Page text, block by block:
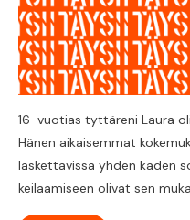
16-vuotias tyttäreni Laura
Hänen aikaisemmat
laskettavissa yhden käden
keilaamiseen olivat sen